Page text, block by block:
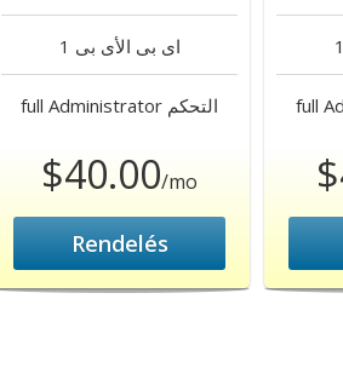
1 اى بى الأى بى
full Administrator التحكم
$40.00/mo
Rendelés
full